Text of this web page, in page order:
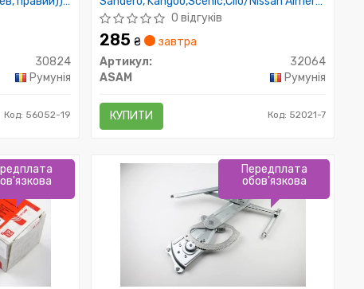
30824
Румунія
Код: 56052-19
Kubistar,Micra 1.5 dci (32064) Asam
0 відгуків
285₴
завтра
Артикул:
32064
ASAM
Румунія
КУПИТИ Код: 52021-7
Передплата
обов'язкова